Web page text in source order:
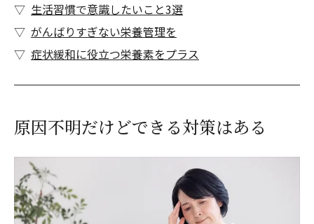
生活習慣で意識したいこと3選
がんばりすぎない栄養管理を
症状緩和に役立つ栄養素をプラス
原因不明だけどできる対策はある